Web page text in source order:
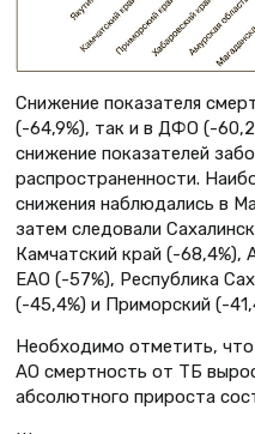
Снижение показателя
(-64,9%), так и в ДФО (-
снижение показателей
распространенности.
снижения наблюдались в
затем следовали
Камчатский край (-68,4%),
ЕАО (-57%), Республика
(-45,4%) и Приморский (-
Необходимо отметить,
АО смертность от ТБ
абсолютного прироста